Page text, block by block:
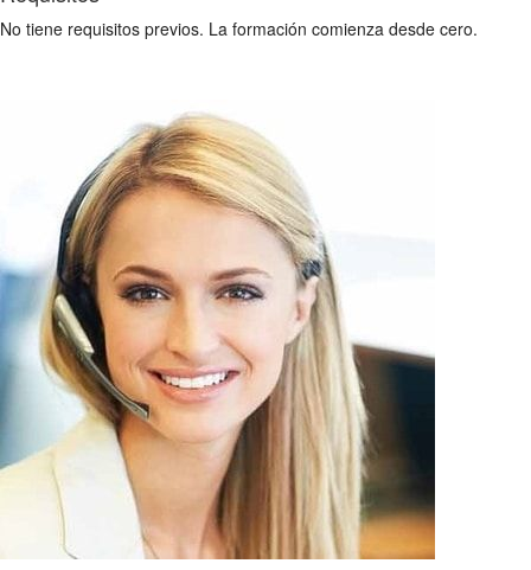
No tiene requisitos previos. La formación comienza desde cero.